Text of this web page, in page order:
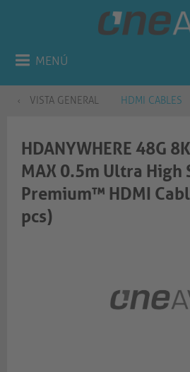
MENÚ
VISTA GENERAL HDMI CABLES
HDANYWHERE 48G
MAX 0.5m Ultra High
Premium™ HDMI
pcs)